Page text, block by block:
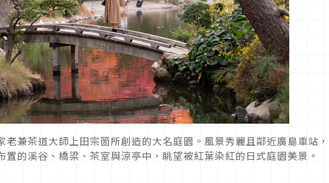
兼茶道大師上田宗箇所創造的大名庭園。風景秀麗且鄰近廣島車站，
的溪谷、橋梁、茶室與涼亭中，眺望被紅葉染紅的日式庭園美景。